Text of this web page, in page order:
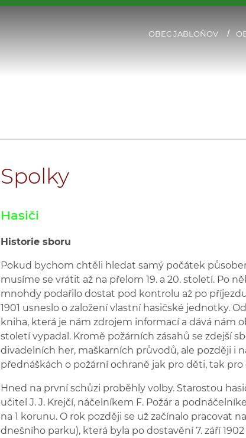
OBEC JABLOŇOV
Spolky
Hasiči
Historie sboru
Pokud bychom chtěli hledat samý počátek
musíme se vrátit až na přelom 19. a 20. století. Po
mnohdy podařilo dostat pod kontrolu až po
1901 usneslo o založení vlastní hasičské jednotky.
kniha, která je nám zdrojem informací a dává nám
století vypadal. Kromě požárních zásahů se zdejší
divadelních her, maškarních průvodů, ale později i
přednáškách o požární ochraně jak pro děti, tak pro
Hned na první schůzi proběhly volby. Starostou
učitel J. J. Krejčí, náčelníkem F. Požár a
na 1 korunu. O rok později se už začínalo pracovat
dnešního parku), která byla po dostavění 7. září